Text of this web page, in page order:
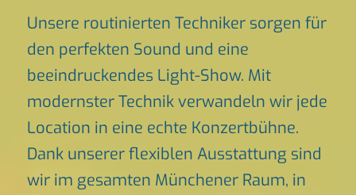
Unsere routinierten Techniker sorgen für
den perfekten Sound und eine
beeindruckendes Light-Show. Mit
modernster Technik verwandeln wir jede
Location in eine echte Konzertbühne.
Dank unserer flexiblen Ausstattung sind
wir im gesamten Münchener Raum, in